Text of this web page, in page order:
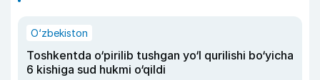
O‘zbekiston
Toshkentda o‘pirilib tushgan yo‘l qurilishi bo‘yicha
6 kishiga sud hukmi o‘qildi